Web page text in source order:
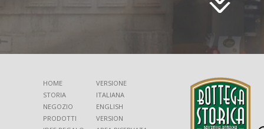
HOME
STORIA
NEGOZIO
PRODOTTI
VERSIONE
ITALIANA
ENGLISH
VERSION